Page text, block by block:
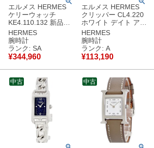
エルメス HERMES
ケリーウォッチ
KE4.110.132 新品同
様 ホワイト 白 カデ
ナ型 錠前 南京錠 レ
ディース 腕時計クオ
ーツ ホワイト 【中
古】新品同様品
HERMES
腕時計
ランク: SA
¥344,960
エルメス HERMES
クリッパー CL4.220
ホワイト デイト アラ
ビア Hマークブレス
レディース 腕時計ク
オーツ ホワイト 【中
古】中古美品
HERMES
腕時計
ランク: A
¥113,190
中古 中古